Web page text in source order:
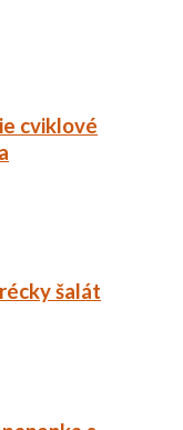
cviklové
šalát